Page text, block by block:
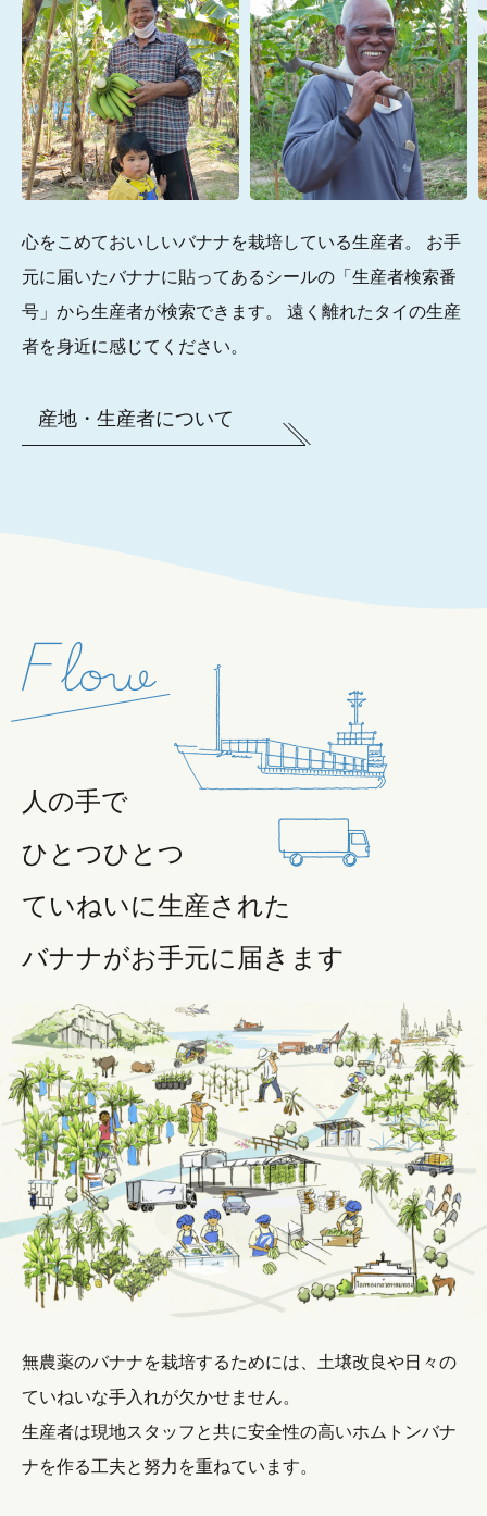
心をこめておいしいバナナを栽培している生産者。
お手
元に届いたバナナに貼ってあるシールの「生産者検索番
号」から生産者が検索できます。
遠く離れたタイの生産
者を身近に感じてください。
産地・生産者について
人の手で
ひとつひとつ
ていねいに生産された
バナナがお手元に届きます
無農薬のバナナを栽培するためには、土壌改良や日々の
ていねいな手入れが欠かせません。
生産者は現地スタッフと共に安全性の高いホムトンバナ
ナを作る工夫と努力を重ねています。